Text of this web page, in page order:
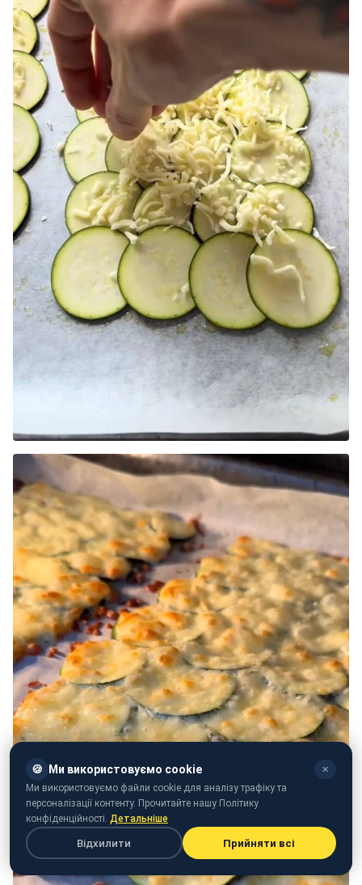
🍪 Ми використовуємо cookie ✕
Ми використовуємо файли cookie для аналізу трафіку та
персоналізації контенту. Прочитайте нашу Політику
конфіденційності. Детальніше
Відхилити Прийняти всі